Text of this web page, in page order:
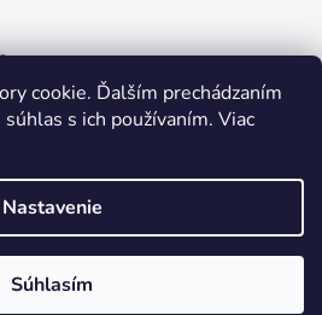
cookie. Ďalším prechádzaním
s ich používaním. Viac
Nastavenie
Súhlasím
triky
Shoptet
GASTRO TRADE